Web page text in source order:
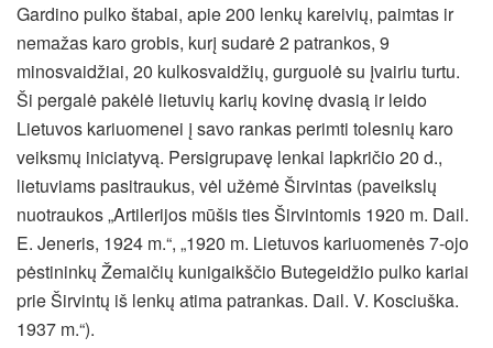
Gardino pulko štabai, apie 200 lenkų kareivių, paimtas ir
nemažas karo grobis, kurį sudarė 2 patrankos, 9
minosvaidžiai, 20 kulkosvaidžių, gurguolė su įvairiu turtu.
Ši pergalė pakėlė lietuvių karių kovinę dvasią ir leido
Lietuvos kariuomenei į savo rankas perimti tolesnių karo
veiksmų iniciatyvą. Persigrupavę lenkai lapkričio 20 d.,
lietuviams pasitraukus, vėl užėmė Širvintas (paveikslų
nuotraukos „Artilerijos mūšis ties Širvintomis 1920 m. Dail.
E. Jeneris, 1924 m.“, „1920 m. Lietuvos kariuomenės 7-ojo
pėstininkų Žemaičių kunigaikščio Butegeidžio pulko kariai
prie Širvintų iš lenkų atima patrankas. Dail. V. Kosciuška.
1937 m.“).